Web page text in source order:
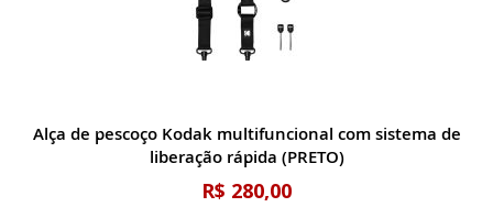
Alça de pescoço Kodak multifuncional com sistema de
liberação rápida (PRETO)
R$ 280,00